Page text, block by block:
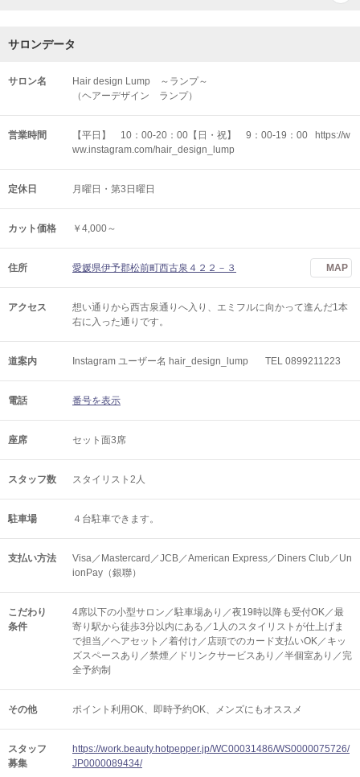
サロンデータ
サロン名
Hair design Lump ～ランプ～
（ヘアーデザイン ランプ）
営業時間
【平日】 10：00-20：00【日・祝】 9：00-19：00 https://w
ww.instagram.com/hair_design_lump
定休日 月曜日・第3日曜日
カット価格 ￥4,000～
住所 愛媛県伊予郡松前町西古泉４２２－３ MAP
アクセス
想い通りから西古泉通りへ入り、エミフルに向かって進んだ1本
右に入った通りです。
道案内 Instagram ユーザー名 hair_design_lump TEL 0899211223
電話 番号を表示
座席 セット面3席
スタッフ数 スタイリスト2人
駐車場 ４台駐車できます。
支払い方法
Visa／Mastercard／JCB／American Express／Diners Club／Un
ionPay（銀聯）
こだわり
条件
4席以下の小型サロン／駐車場あり／夜19時以降も受付OK／最
寄り駅から徒歩3分以内にある／1人のスタイリストが仕上げま
で担当／ヘアセット／着付け／店頭でのカード支払いOK／キッ
ズスペースあり／禁煙／ドリンクサービスあり／半個室あり／完
全予約制
その他 ポイント利用OK 即時予約OK メンズにもオススメ
スタッフ
募集
https://work.beauty.hotpepper.jp/WC00031486/WS0000075726/
JP0000089434/